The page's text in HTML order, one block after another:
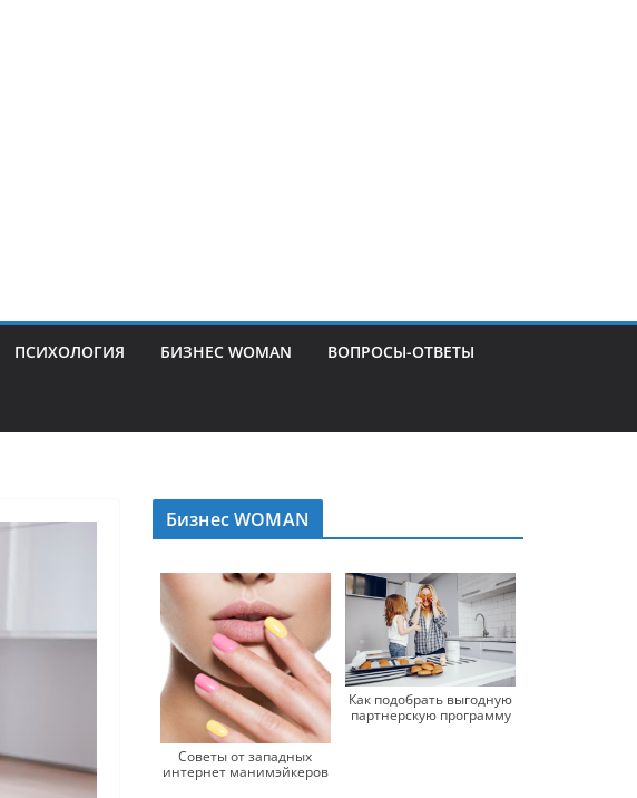
ПСИХОЛОГИЯ БИЗНЕС WOMAN ВОПРОСЫ-ОТВЕТЫ
Бизнес WOMAN
Советы от западных
интернет манимэйкеров
Как подобрать выгодную
партнерскую программу